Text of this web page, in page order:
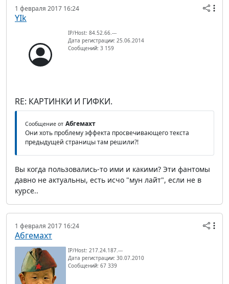
1 февраля 2017 16:24
YIk
IP/Host: 84.52.66.---
Дата регистрации: 25.06.2014
Сообщений: 3 159
RE: КАРТИНКИ И ГИФКИ.
Сообщение от Абгемахт
Они хоть проблему эффекта просвечивающего текста
предыдущей страницы там решили?!
Вы когда пользовались-то ими и какими? Эти фантомы
давно не актуальны, есть исчо "мун лайт", если не в
курсе..
1 февраля 2017 16:24
Абгемахт
IP/Host: 217.24.187.---
Дата регистрации: 30.07.2010
Сообщений: 67 339